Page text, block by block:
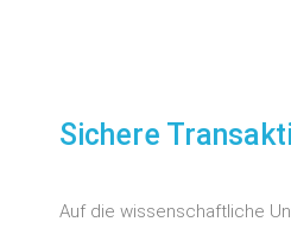
Sichere
Auf die wissenschaftliche